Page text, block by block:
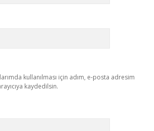
kullanılması için adım, e-posta adresim
kaydedilsin.